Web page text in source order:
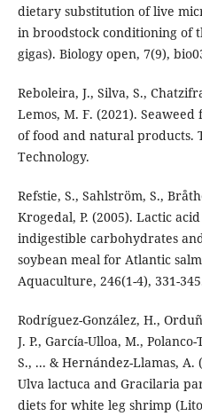
dietary substitution of live
in broodstock conditioning of
gigas). Biology open, 7(9),
Reboleira, J., Silva, S.,
Lemos, M. F. (2021).
of food and natural products.
Technology.
Refstie, S., Sahlström, S.,
Krogedal, P. (2005). Lactic
indigestible carbohydrates
soybean meal for Atlantic
Aquaculture, 246(1-4), 331-
Rodríguez-González, H.,
J. P., García-Ulloa, M.,
S., ... & Hernández-Llamas,
Ulva lactuca and Gracilaria
diets for white leg shrimp